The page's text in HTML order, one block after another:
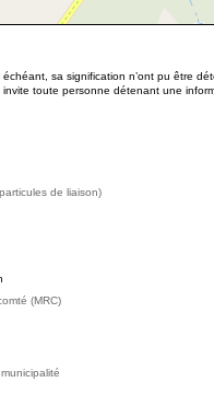
sa signification n’ont pu être
invite toute personne détenant une
de liaison)
(MRC)